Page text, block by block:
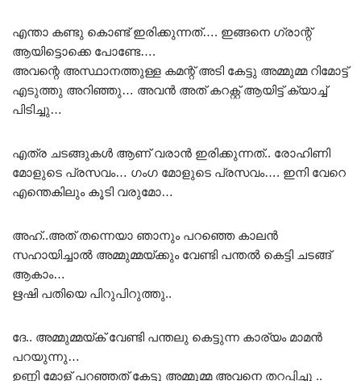
എന്താ കണ്ടു കൊണ്ട് ഇരിക്കുന്നത്…. ഇങ്ങനെ ഗ്രാന്റ്
ആയിട്ടൊക്കെ പോണ്ടേ….
അവന്റെ അസ്ഥാനത്തുള്ള കമന്റ്‌ അടി കേട്ടു അമ്മുമ്മ റിമോട്ട്
എടുത്തു അറിഞ്ഞു… അവൻ അത് കറക്റ്റ് ആയിട്ട് ക്യാച്ച്
പിടിച്ചു…
എത്ര ചടങ്ങുകൾ ആണ് വരാൻ ഇരിക്കുന്നത്.. രോഹിണി
മോളുടെ പ്രസവം… ഗംഗ മോളുടെ പ്രസവം…. ഇനി വേറെ
എന്തെകിലും കൂടി വരുമോ…
അഹ്..അത് തന്നെയാ ഞാനും പറഞ്ഞെ കാലൻ
സഹായിച്ചാൽ അമ്മുമ്മയ്ക്കും വേണ്ടി പന്തൽ കെട്ടി ചടങ്ങ്
ആകാം…
ഋഷി പതിയെ പിറുപിറുത്തു..
ദേ.. അമ്മുമ്മയ്ക് വേണ്ടി പന്തലു കെട്ടുന്ന കാര്യം മാമൻ
പറയുന്നു…
ഉണ്ണി മോള് പറഞ്ഞത് കേട്ടു അമ്മുമ്മ അവനെ തറപ്പിച്ചു ..